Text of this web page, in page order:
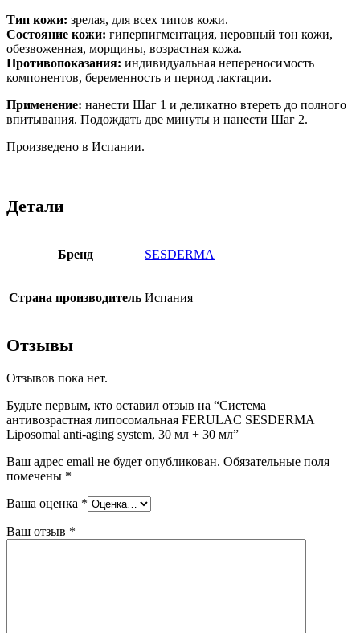
Тип кожи: зрелая, для всех типов кожи.
Состояние кожи: гиперпигментация, неровный тон кожи,
обезвоженная, морщины, возрастная кожа.
Противопоказания: индивидуальная непереносимость
компонентов, беременность и период лактации.
Применение: нанести Шаг 1 и деликатно втереть до полного
впитывания. Подождать две минуты и нанести Шаг 2.
Произведено в Испании.
Детали
Бренд SESDERMA
Страна производитель Испания
Отзывы
Отзывов пока нет.
Будьте первым, кто оставил отзыв на “Система
антивозрастная липосомальная FERULAC SESDERMA
Liposomal anti-aging system, 30 мл + 30 мл”
Ваш адрес email не будет опубликован. Обязательные поля
помечены *
Ваша оценка *
Ваш отзыв *